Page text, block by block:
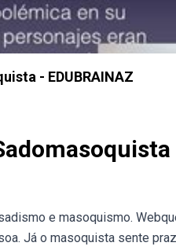
- EDUBRAINAZ
e masoquismo.
Já o masoquista sente